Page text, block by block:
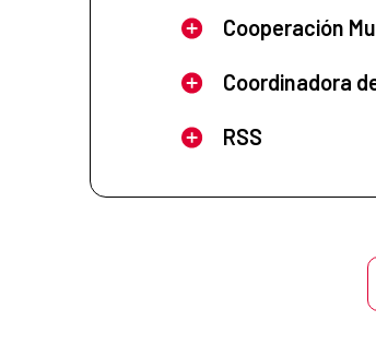
Cooperación
Coordinadora
RSS